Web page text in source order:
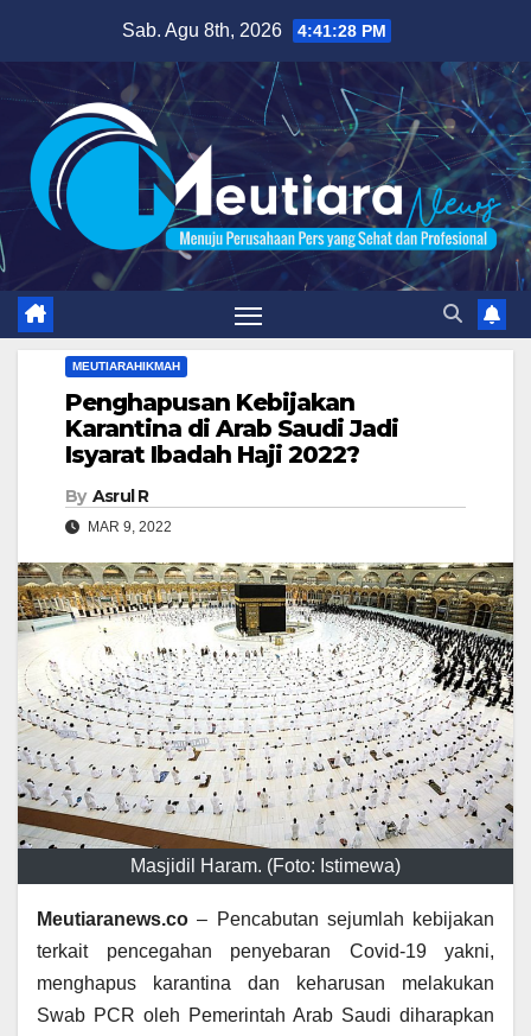
content
Sab. Agu 8th, 2026 4:41:29 PM
MEUTIARAHIKMAH
Penghapusan Kebijakan
Karantina di Arab Saudi Jadi
Isyarat Ibadah Haji 2022?
By Asrul R
MAR 9, 2022
Masjidil Haram. (Foto: Istimewa)
Meutiaranews.co – Pencabutan sejumlah kebijakan
terkait pencegahan penyebaran Covid-19 yakni,
menghapus karantina dan keharusan melakukan
Swab PCR oleh Pemerintah Arab Saudi diharapkan